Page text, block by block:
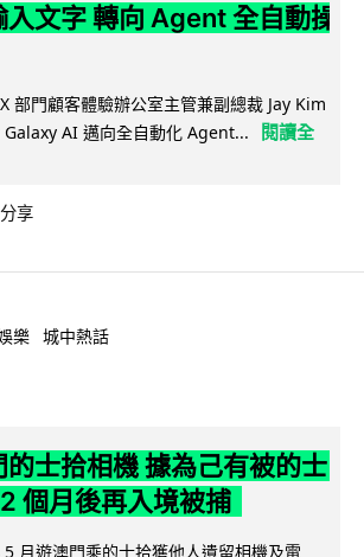
文字 轉向 Agent 全自動操
部門顧客體驗辦公室主管兼副總裁 Jay Kim
AI 邁向全自動化 Agent...
閱讀全
分享
樂 城中熱話
士拾相機 據為己有被的士
個月後再入境被捕
月遊澳門乘的士拾獲他人遺留相機及電